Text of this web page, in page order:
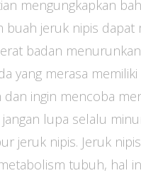
mengungkapkan
buah jeruk nipis dapat
badan
yang merasa
ingin mencoba
lupa selalu
jeruk nipis. Jeruk
tubuh, hal